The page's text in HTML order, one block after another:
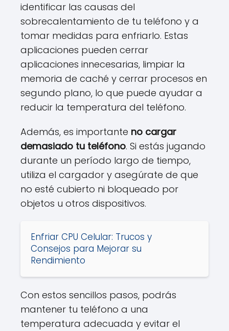
identificar las causas del
sobrecalentamiento de tu teléfono y a
tomar medidas para enfriarlo. Estas
aplicaciones pueden cerrar
aplicaciones innecesarias, limpiar la
memoria de caché y cerrar procesos en
segundo plano, lo que puede ayudar a
reducir la temperatura del teléfono.
Además, es importante no cargar
demasiado tu teléfono. Si estás jugando
durante un período largo de tiempo,
utiliza el cargador y asegúrate de que
no esté cubierto ni bloqueado por
objetos u otros dispositivos.
Enfriar CPU Celular: Trucos y
Consejos para Mejorar su
Rendimiento
Con estos sencillos pasos, podrás
mantener tu teléfono a una
temperatura adecuada y evitar el